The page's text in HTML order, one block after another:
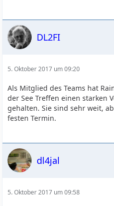
DL2FI
5. Oktober 2017 um 09:20
Als Mitglied des Teams hat
der See Treffen einen starken
gehalten. Sie sind sehr weit,
festen Termin.
dl4jal
5. Oktober 2017 um 09:58